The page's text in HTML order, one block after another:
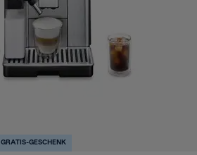
GRATIS-GESCHENK